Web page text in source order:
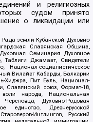
и религиозных
судом принято
о ликвидации или
земли Кубанской Духовно
Славянская Община,
Семинария Духовное
Таблиги Джамаат, Свидетели
Национал-социалистическое
Вилайат Кабарды, Балкарии
Хиджра, Пит Буль, Национал-
Славянский союз, Формат-18,
народа, Национальная
Духовно-Родовая
единство, Древнерусской
Инглингов, Русский